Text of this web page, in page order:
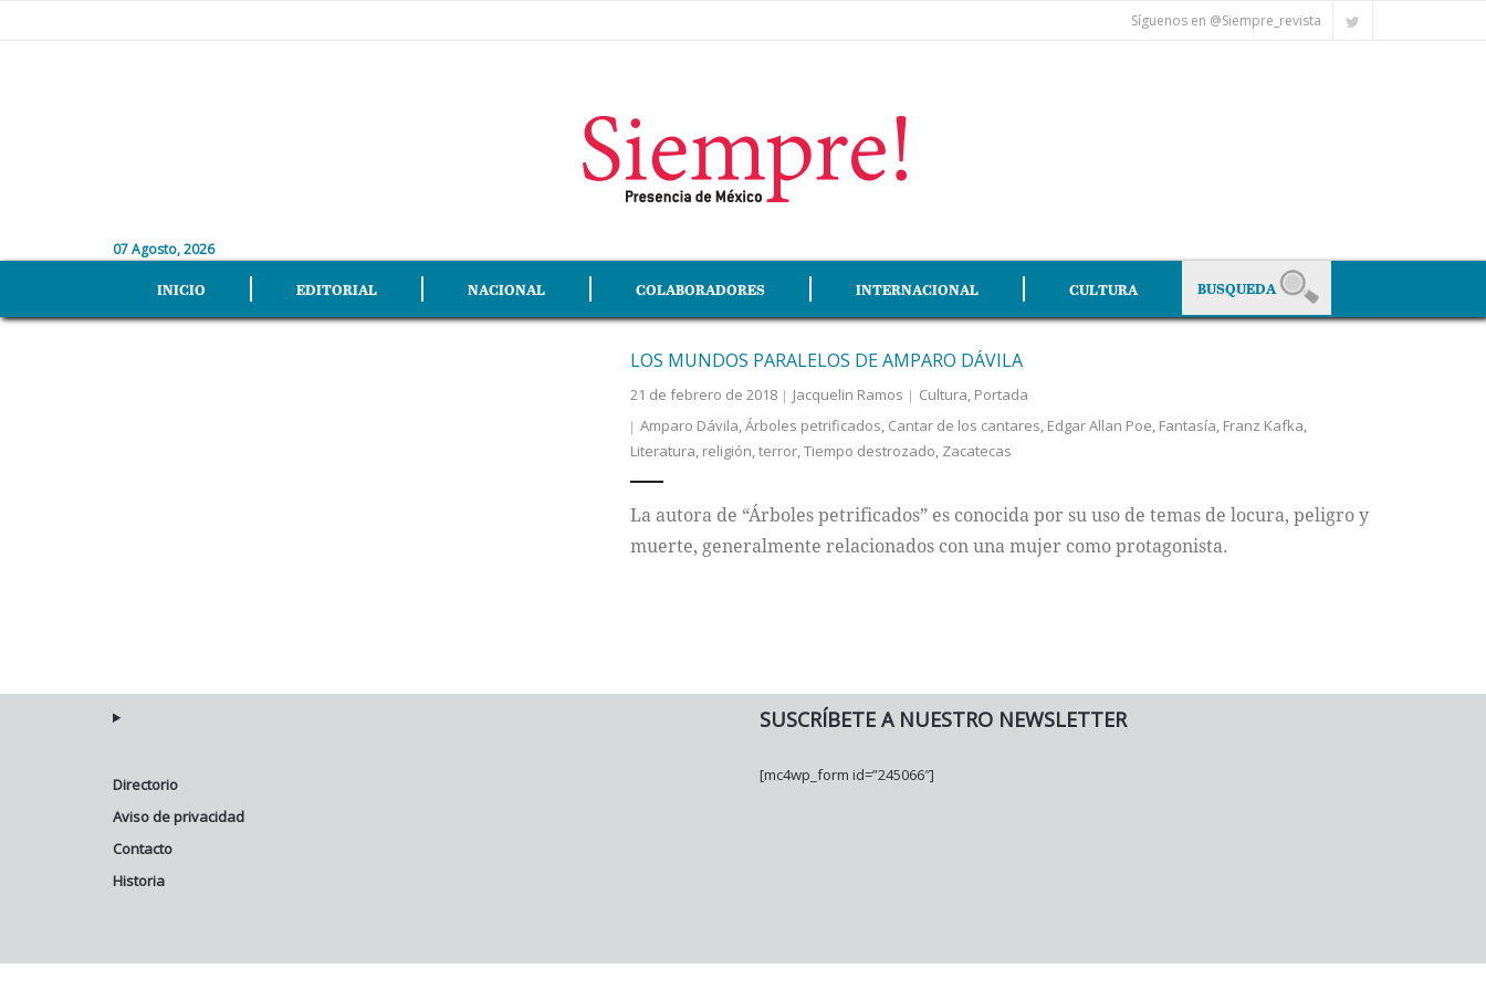
Síguenos en @Siempre_revista
07 Agosto, 2026
INICIO EDITORIAL NACIONAL COLABORADORES INTERNACIONAL CULTURA
LOS MUNDOS PARALELOS DE AMPARO DÁVILA
21 de febrero de 2018 Jacquelin Ramos Cultura, Portada
Amparo Dávila,Árboles petrificados, Cantar de los cantares, Edgar Allan Poe, Fantasía, Franz Kafka,
Literatura, religión,terror,Tiempo destrozado, Zacatecas
La autora de “Árboles petrificados” es conocida por su uso de temas de locura, peligro y
muerte, generalmente relacionados con una mujer como protagonista.
Directorio
Aviso de privacidad
Contacto
Historia
SUSCRÍBETE A NUESTRO NEWSLETTER
[mc4wp_form id=”245066″]